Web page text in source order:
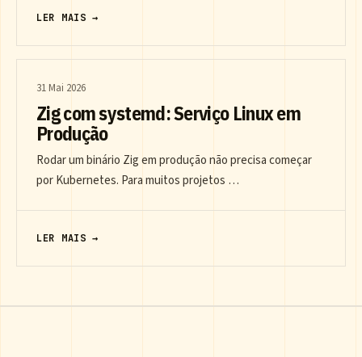
LER MAIS →
31 Mai 2026
Zig com systemd: Serviço Linux em
Produção
Rodar um binário Zig em produção não precisa começar
por Kubernetes. Para muitos projetos …
LER MAIS →